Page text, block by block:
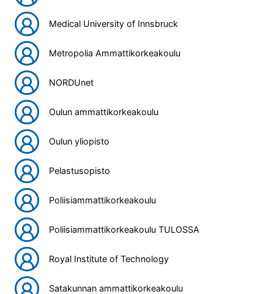
Medical University of Innsbruck
Metropolia Ammattikorkeakoulu
NORDUnet
Oulun ammattikorkeakoulu
Oulun yliopisto
Pelastusopisto
Poliisiammattikorkeakoulu
Poliisiammattikorkeakoulu TULOSSA
Royal Institute of Technology
Satakunnan ammattikorkeakoulu